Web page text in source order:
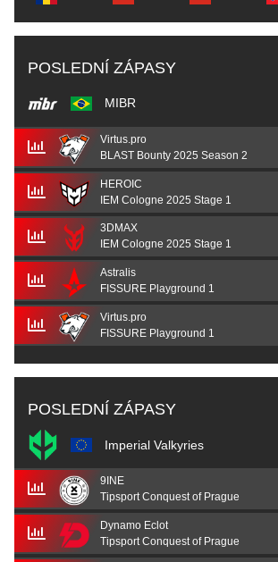
POSLEDNÍ ZÁPASY
MIBR
Virtus.pro
BLAST Bounty 2025 Season 2
HEROIC
IEM Cologne 2025 Stage 1
3DMAX
IEM Cologne 2025 Stage 1
Astralis
FISSURE Playground 1
Virtus.pro
FISSURE Playground 1
POSLEDNÍ ZÁPASY
Imperial Valkyries
9INE
Tipsport Conquest of Prague
Dynamo Eclot
Tipsport Conquest of Prague